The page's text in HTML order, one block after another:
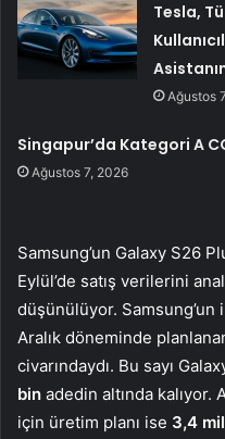
Tesla,
Ağustos
Singapur’da Kategori A
Ağustos 7, 2026
Samsung’un Galaxy S26
Eylül’de satış verilerini
düşünülüyor.
Aralık döneminde
civarındaydı. Bu sayı
bin adedin altında kalıyor.
için üretim planı ise 3,4